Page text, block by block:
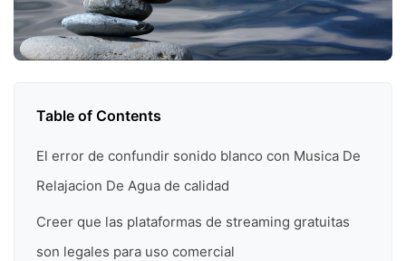
Table of Contents
El error de confundir sonido blanco con Musica De
Relajacion De Agua de calidad
Creer que las plataformas de streaming gratuitas
son legales para uso comercial